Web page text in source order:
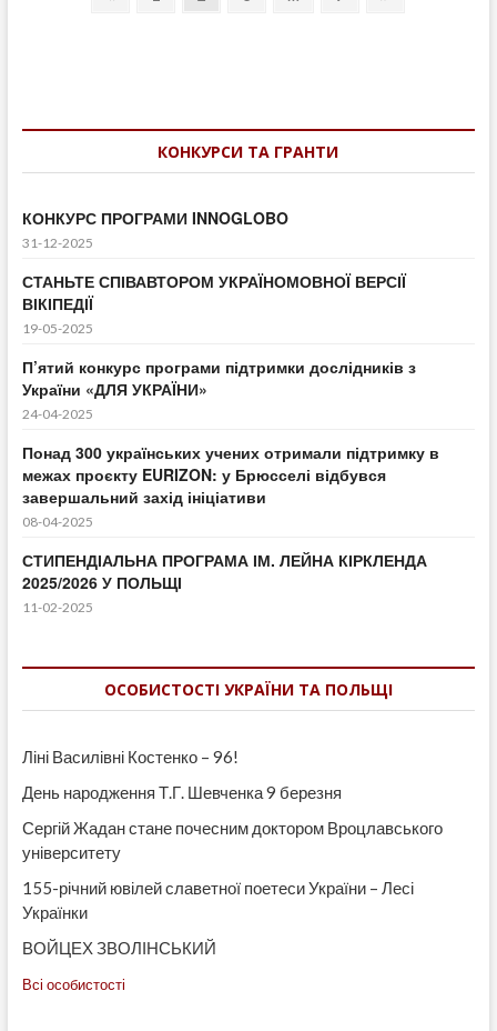
нагородили
КОНКУРСИ ТА ГРАНТИ
КОНКУРС ПРОГРАМИ INNOGLOBO
31-12-2025
СТАНЬТЕ СПІВАВТОРОМ УКРАЇНОМОВНОЇ ВЕРСІЇ
ВІКІПЕДІЇ
19-05-2025
П’ятий конкурс програми підтримки дослідників з
України «ДЛЯ УКРАЇНИ»
24-04-2025
Понад 300 українських учених отримали підтримку в
межах проєкту EURIZON: у Брюсселі відбувся
завершальний захід ініціативи
08-04-2025
СТИПЕНДІАЛЬНА ПРОГРАМА ІМ. ЛЕЙНА КІРКЛЕНДА
2025/2026 У ПОЛЬЩІ
11-02-2025
ОСОБИСТОСТІ УКРАЇНИ ТА ПОЛЬЩІ
Ліні Василівні Костенко – 96!
День народження Т.Г. Шевченка 9 березня
Сергій Жадан стане почесним доктором Вроцлавського
університету
155-річний ювілей славетної поетеси України – Лесі
Українки
ВОЙЦЕХ ЗВОЛІНСЬКИЙ
Всі особистості